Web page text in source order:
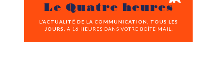
Le Quatre heures
L’ACTUALITÉ DE LA COMMUNICATION, TOUS LES
JOURS,
À 16 HEURES DANS VOTRE BOÎTE MAIL.